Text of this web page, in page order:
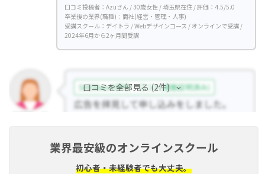
口コミ投稿者：Azuさん / 30歳女性 / 埼玉県在住 / 評価：4.5/5.0
卒業後の業界(職種)：商社(経営・管理・人事)
受講スクール：デイトラ / Webデザインコース / オンラインで受講 /
2024年6月から2ヶ月間受講
口コミを全部見る (2件)
業界最安級のオンラインスクール
初心者・未経験者でも大丈夫。